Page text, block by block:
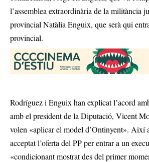
l’assemblea extraordinària de la militància
provincial Natàlia Enguix, que serà qui
provincial.
Rodríguez i Enguix han explicat l’acord
amb el president de la Diputació, Vicent
volen «aplicar el model d’Ontinyent». Així
acceptat l’oferta del PP per entrar a un
«condicionant mostrat des del primer